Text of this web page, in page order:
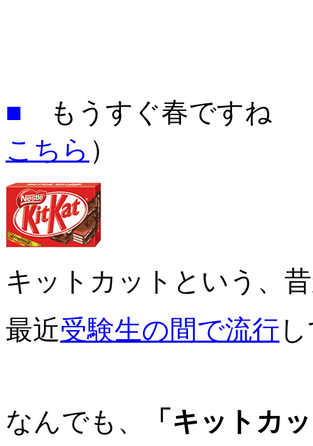
■ もうすぐ春です
こちら ）
キットカットという、
最近受験生の間で流行
なんでも、
「キットカ